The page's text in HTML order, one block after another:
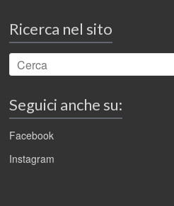
Ricerca nel sito
Seguici anche su:
Facebook
Instagram